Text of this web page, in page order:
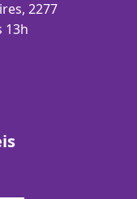
2277
13h